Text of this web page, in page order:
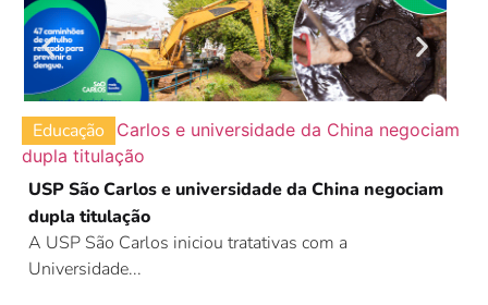
Educação
USP São Carlos e universidade da China negociam
dupla titulação
A USP São Carlos iniciou tratativas com a
Universidade...